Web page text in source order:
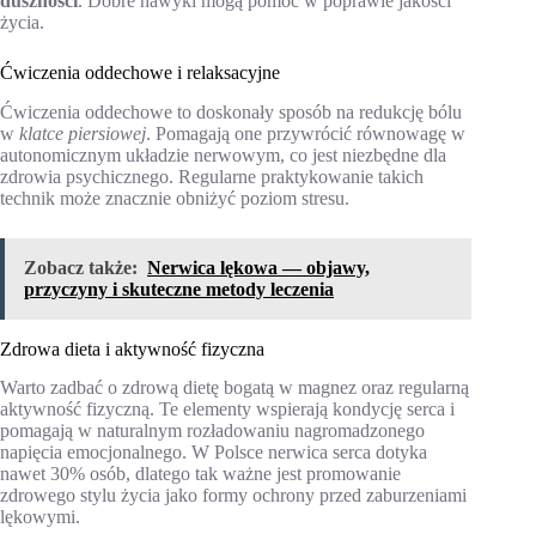
życia.
Ćwiczenia oddechowe i relaksacyjne
Ćwiczenia oddechowe to doskonały sposób na redukcję bólu
w klatce piersiowej. Pomagają one przywrócić równowagę w
autonomicznym układzie nerwowym, co jest niezbędne dla
zdrowia psychicznego. Regularne praktykowanie takich
technik może znacznie obniżyć poziom stresu.
Zobacz także: Nerwica lękowa — objawy,
przyczyny i skuteczne metody leczenia
Zdrowa dieta i aktywność fizyczna
Warto zadbać o zdrową dietę bogatą w magnez oraz regularną
aktywność fizyczną. Te elementy wspierają kondycję serca i
pomagają w naturalnym rozładowaniu nagromadzonego
napięcia emocjonalnego. W Polsce nerwica serca dotyka
nawet 30% osób, dlatego tak ważne jest promowanie
zdrowego stylu życia jako formy ochrony przed zaburzeniami
lękowymi.